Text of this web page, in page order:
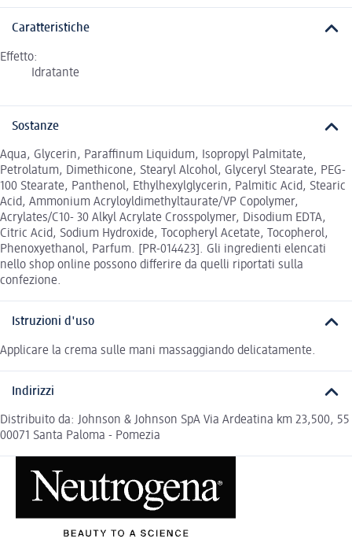
Caratteristiche
Effetto:
Idratante
Sostanze
Aqua, Glycerin, Paraffinum Liquidum, Isopropyl Palmitate,
Petrolatum, Dimethicone, Stearyl Alcohol, Glyceryl Stearate, PEG-
100 Stearate, Panthenol, Ethylhexylglycerin, Palmitic Acid, Stearic
Acid, Ammonium Acryloyldimethyltaurate/VP Copolymer,
Acrylates/C10- 30 Alkyl Acrylate Crosspolymer, Disodium EDTA,
Citric Acid, Sodium Hydroxide, Tocopheryl Acetate, Tocopherol,
Phenoxyethanol, Parfum. [PR-014423]. Gli ingredienti elencati
nello shop online possono differire da quelli riportati sulla
confezione.
Istruzioni d'uso
Applicare la crema sulle mani massaggiando delicatamente.
Indirizzi
Distribuito da: Johnson & Johnson SpA Via Ardeatina km 23,500, 55
00071 Santa Paloma - Pomezia